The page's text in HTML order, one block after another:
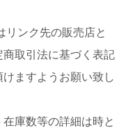
リンク先の販売店と
取引法に基づく表記
ますようお願い致し
庫数等の詳細は時と